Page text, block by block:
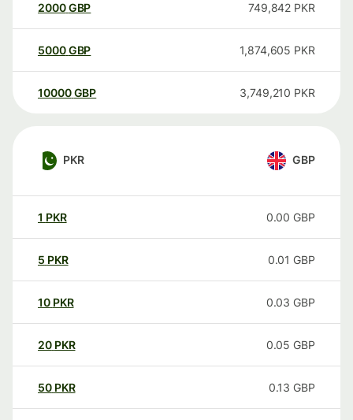
2000GBP 749,842 PKR
5000GBP 1,874,605 PKR
10000 GBP 3,749,210 PKR
PKR GBP
1 PKR 0.00 GBP
5 PKR 0.01 GBP
10 PKR 0.03 GBP
20 PKR 0.05 GBP
50 PKR 0.13 GBP